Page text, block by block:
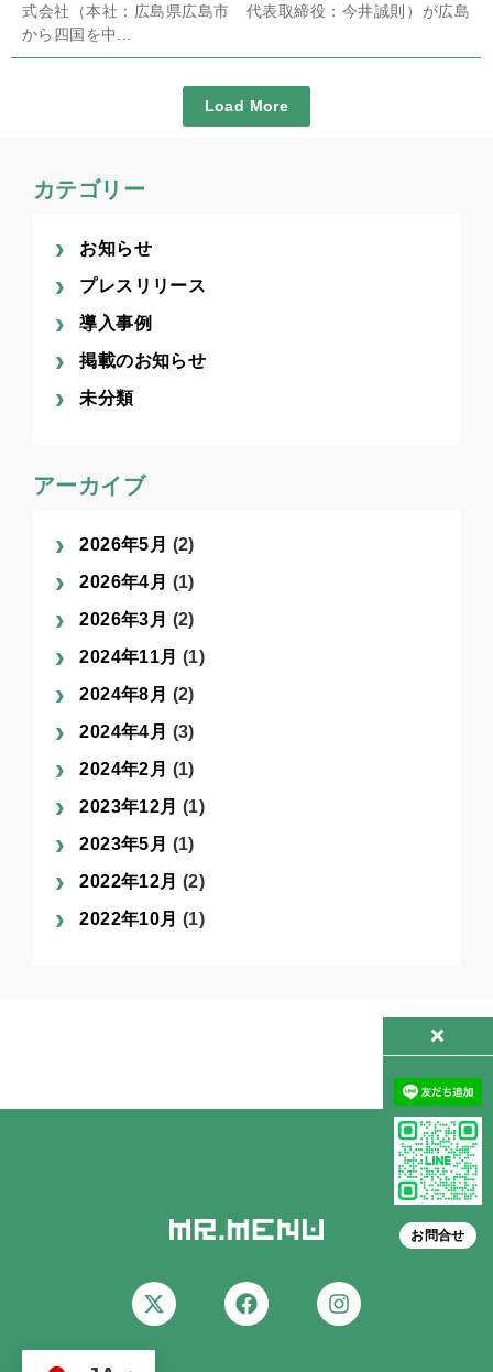
式会社（本社：広島県広島市 代表取締役：今井誠則）が広島
から四国を中...
Load More
カテゴリー
お知らせ
プレスリリース
導入事例
掲載のお知らせ
未分類
アーカイブ
2026年5月 (2)
2026年4月 (1)
2026年3月 (2)
2024年11月 (1)
2024年8月 (2)
2024年4月 (3)
2024年2月 (1)
2023年12月 (1)
2023年5月 (1)
2022年12月 (2)
2022年10月 (1)
お問合せ